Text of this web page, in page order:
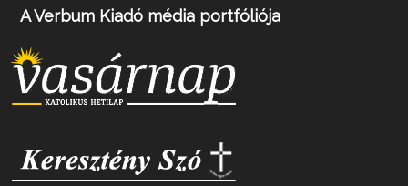
A Verbum Kiadó média portfóliója